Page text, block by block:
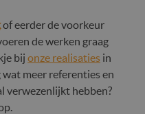
of eerder de voorkeur
de werken graag
bij onze realisaties in
meer referenties en
verwezenlijkt hebben?